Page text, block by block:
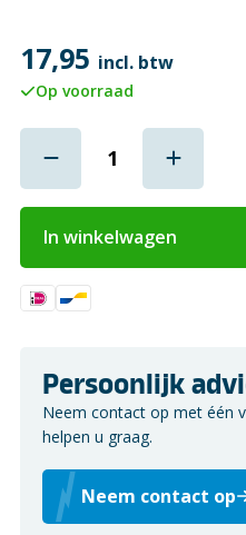
17,95 incl. btw
Op voorraad
In winkelwagen
Persoonlijk
Neem contact op met één
helpen u graag.
Neem contact op